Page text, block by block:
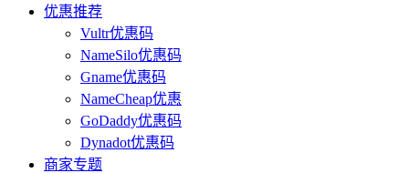
优惠推荐
Vultr优惠码
NameSilo优惠码
Gname优惠码
NameCheap优惠
GoDaddy优惠码
Dynadot优惠码
商家专题